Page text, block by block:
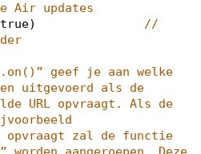
Air updates
true)
//
geef je aan welke
uitgevoerd als de
URL opvraagt. Als de
opvraagt zal de functie